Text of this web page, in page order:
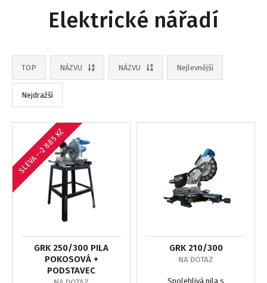
Elektrické nářadí
TOP NÁZVU NÁZVU Nejlevnější
Nejdražší
SLEVA --2 885 Kč
GRK 250/300 PILA
POKOSOVÁ +
PODSTAVEC
GRK 210/300
NA DOTAZ
Spolehlivá pila s